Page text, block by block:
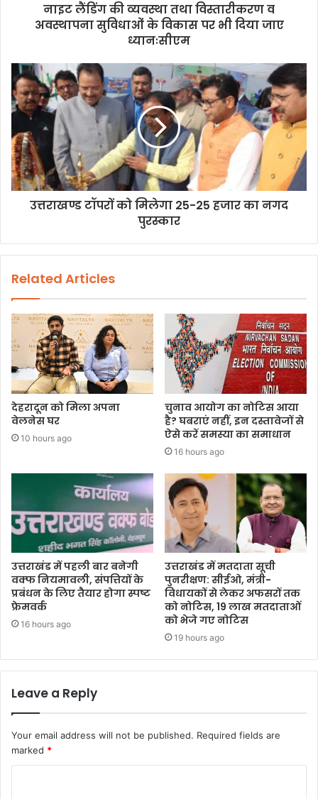
नाइट लैंडिंग की व्यवस्था तथा विस्तारीकरण व
अवस्थापना सुविधाओं के विकास पर भी दिया जाए
ध्यानःसीएम
उत्तराखण्ड टॉपरों को मिलेगा 25-25 हजार का नगद
पुरस्कार
Related Articles
देहरादून को मिला अपना
वेलनेस घर
10 hours ago
चुनाव आयोग का नोटिस आया
है? घबराएं नहीं, इन दस्तावेजों से
ऐसे करें समस्या का समाधान
16 hours ago
उत्तराखंड में पहली बार बनेगी
वक्फ नियमावली, संपत्तियों के
प्रबंधन के लिए तैयार होगा स्पष्ट
फ्रेमवर्क
16 hours ago
उत्तराखंड में मतदाता सूची
पुनरीक्षण: सीईओ, मंत्री-
विधायकों से लेकर अफसरों तक
को नोटिस, 19 लाख मतदाताओं
को भेजे गए नोटिस
19 hours ago
Leave a Reply
Your email address will not be published. Required fields are
marked *